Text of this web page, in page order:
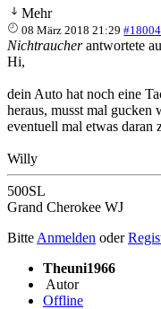
Mehr
08 März 2018 21:29
Nichtraucherantwortete
Hi,
dein Auto hat noch eine
heraus, musst mal
eventuell mal etwas daran
Willy
500SL
Grand Cherokee WJ
Bitte Anmelden oder
Theuni1966
Autor
Offline